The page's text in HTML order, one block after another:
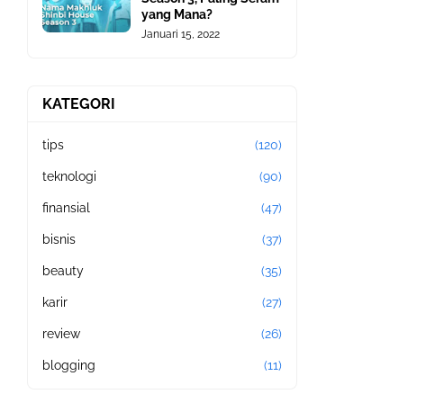
yang Mana?
Januari 15, 2022
KATEGORI
tips (120)
teknologi (90)
finansial (47)
bisnis (37)
beauty (35)
karir (27)
review (26)
blogging (11)